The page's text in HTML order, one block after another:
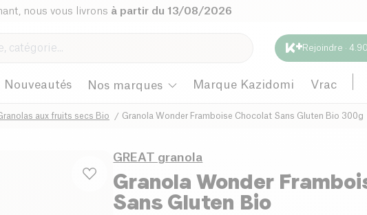
nous vous livrons à partir du 13/08/2026
Rejoindre ·
Nouveautés Nos marques Marque Kazidomi Vrac
aux fruits secs Bio Granola Wonder Framboise Chocolat Sans Gluten Bio 300g
GREAT granola
Granola Wonder
Sans Gluten Bio